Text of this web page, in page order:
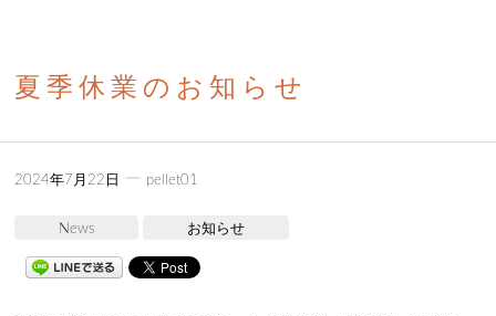
夏季休業のお知らせ
2024年7月22日 ー pellet01
News お知らせ